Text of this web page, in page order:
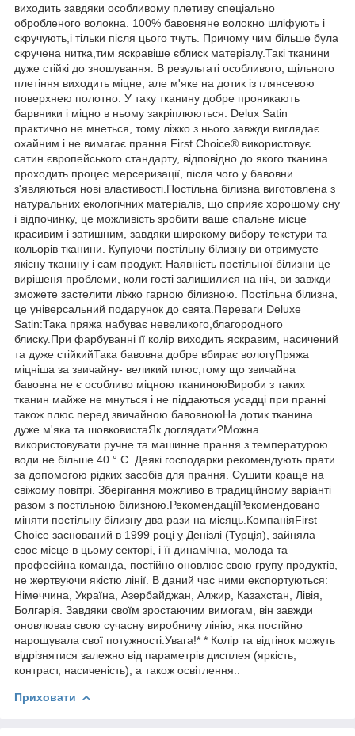
виходить завдяки особливому плетиву спеціально
обробленого волокна. 100% бавовняне волокно шліфують і
скручують,і тільки після цього тчуть. Причому чим більше була
скручена нитка,тим яскравіше єблиск матеріалу.Такі тканини
дуже стійкі до зношування. В результаті особливого, щільного
плетіння виходить міцне, але м'яке на дотик із глянсевою
поверхнею полотно. У таку тканину добре проникають
барвники і міцно в ньому закріплюються. Delux Satin
практично не мнеться, тому ліжко з нього завжди виглядає
охайним і не вимагає прання.First Choice® використовує
сатин європейського стандарту, відповідно до якого тканина
проходить процес мерсеризації, після чого у бавовни
з'являються нові властивості.Постільна білизна виготовлена з
натуральних екологічних матеріалів, що сприяє хорошому сну
і відпочинку, це можливість зробити ваше спальне місце
красивим і затишним, завдяки широкому вибору текстури та
кольорів тканини. Купуючи постільну білизну ви отримуєте
якісну тканину і сам продукт. Наявність постільної білизни це
вирішеня проблеми, коли гості залишилися на ніч, ви завжди
зможете застелити ліжко гарною білизною. Постільна білизна,
це універсальний подарунок до свята.Переваги Deluxe
Satin:Така пряжа набуває невеликого,благородного
блиску.При фарбуванні її колір виходить яскравим, насичений
та дуже стійкийТака бавовна добре вбирає вологуПряжа
міцніша за звичайну- великий плюс,тому що звичайна
бавовна не є особливо міцною тканиноюВироби з таких
тканин майже не мнуться і не піддаються усадці при пранні
також плюс перед звичайною бавовноюНа дотик тканина
дуже м'яка та шовковистаЯк доглядати?Можна
використовувати ручне та машинне прання з температурою
води не більше 40 ° C. Деякі господарки рекомендують прати
за допомогою рідких засобів для прання. Сушити краще на
свіжому повітрі. Зберігання можливо в традиційному варіанті
разом з постільною білизною.РекомендаціїРекомендовано
міняти постільну білизну два рази на місяць.КомпаніяFirst
Choice заснований в 1999 році у Денізлі (Турція), зайняла
своє місце в цьому секторі, і її динамічна, молода та
професійна команда, постійно оновлює свою групу продуктів,
не жертвуючи якістю лінії. В даний час ними експортуються:
Німеччина, Україна, Азербайджан, Алжир, Казахстан, Лівія,
Болгарія. Завдяки своїм зростаючим вимогам, він завжди
оновлював свою сучасну виробничу лінію, яка постійно
нарощувала свої потужності.Увага!* * Колір та відтінок можуть
відрізнятися залежно від параметрів дисплея (яркість,
контраст, насиченість), а також освітлення..
Приховати